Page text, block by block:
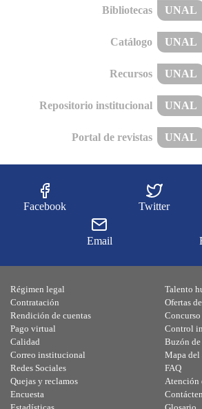
Bibliotecas UNAL
Catálogo UNAL
Recursos UNAL
Repositorio institucional UNAL
Portal de revistas UNAL
Facebook Twitter
Email
Régimen legal
Contratación
Rendición de cuentas
Pago virtual
Calidad
Talento
Ofertas
Control
Buzón
Correo institucional
Redes Sociales
Quejas y reclamos
Encuesta
Mapa del
FAQ
Atención